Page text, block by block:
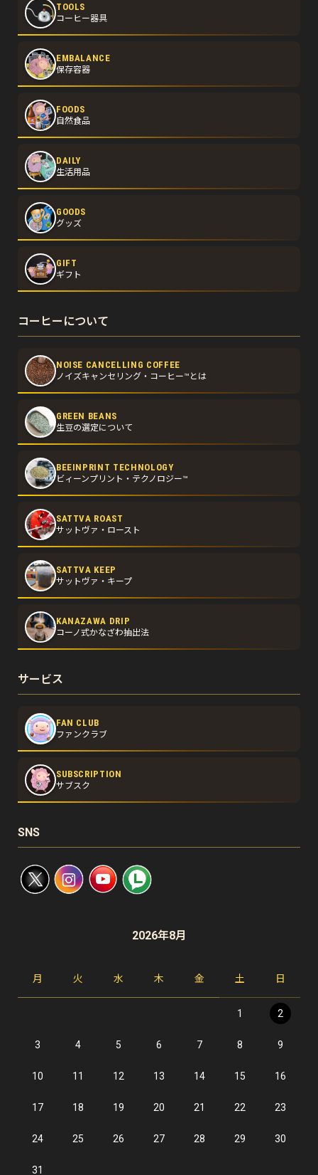
TOOLS
コーヒー器具
EMBALANCE
保存容器
FOODS
自然食品
DAILY
生活用品
GOODS
グッズ
GIFT
ギフト
コーヒーについて
NOISE CANCELLING COFFEE
ノイズキャンセリング・コーヒー™とは
GREEN BEANS
生豆の選定について
BEEINPRINT TECHNOLOGY
ビィーンプリント・テクノロジー™
SATTVA ROAST
サットヴァ・ロースト
SATTVA KEEP
サットヴァ・キープ
KANAZAWA DRIP
コーノ式かなざわ抽出法
サービス
FAN CLUB
ファンクラブ
SUBSCRIPTION
サブスク
SNS
2026年8月
月 火 水 木 金 土 日
1 2
3 4 5 6 7 8 9
10 11 12 13 14 15 16
17 18 19 20 21 22 23
24 25 26 27 28 29 30
31